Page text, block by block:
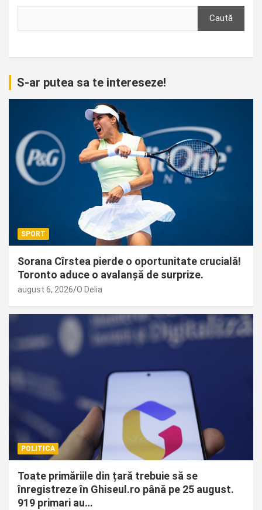
Caută
S-ar putea sa te intereseze!
SPORT
Sorana Cîrstea pierde o oportunitate crucială!
Toronto aduce o avalanșă de surprize.
august 6, 2026 O Delia
POLITICA
Toate primăriile din țară trebuie să se
înregistreze în Ghiseul.ro până pe 25 august.
919 primari au…